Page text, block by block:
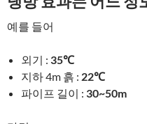
예를 들어
외기 : 35℃
지하 4m 흙 : 22℃
파이프 길이 : 30~50m